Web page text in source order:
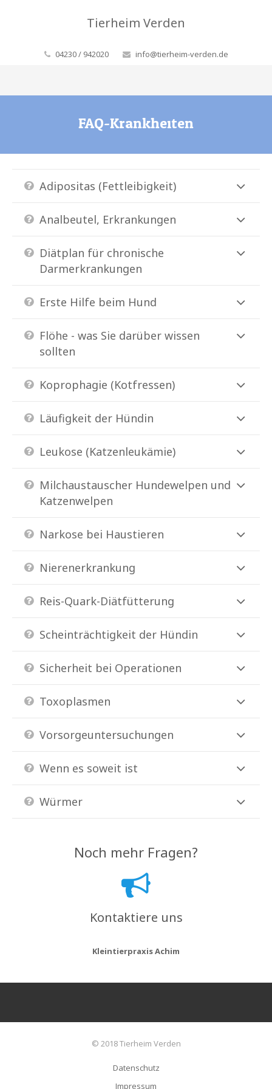
Tierheim Verden
04230 / 942020 info@tierheim-verden.de
FAQ-Krankheiten
Adipositas (Fettleibigkeit)
Analbeutel, Erkrankungen
Diätplan für chronische
Darmerkrankungen
Erste Hilfe beim Hund
Flöhe - was Sie darüber wissen
sollten
Koprophagie (Kotfressen)
Läufigkeit der Hündin
Leukose (Katzenleukämie)
Milchaustauscher Hundewelpen und
Katzenwelpen
Narkose bei Haustieren
Nierenerkrankung
Reis-Quark-Diätfütterung
Scheinträchtigkeit der Hündin
Sicherheit bei Operationen
Toxoplasmen
Vorsorgeuntersuchungen
Wenn es soweit ist
Würmer
Noch mehr Fragen?
Kontaktiere uns
Kleintierpraxis Achim
© 2018 Tierheim Verden
Datenschutz
Impressum